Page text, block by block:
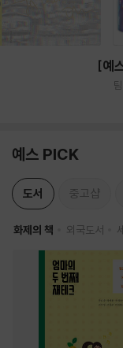
[예
예스 PICK
도서 중고샵
화제의 책 외국도서